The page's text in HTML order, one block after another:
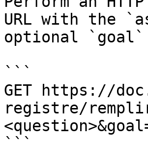
URL with the
optional `goal`
```
GET https://
registre/